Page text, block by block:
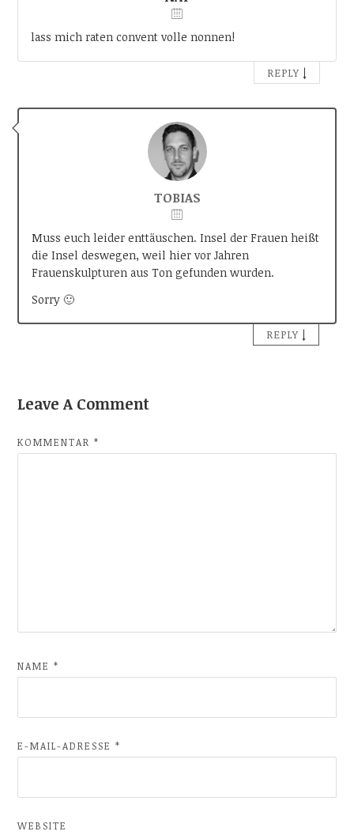
lass mich raten convent volle nonnen!
REPLY ↓
TOBIAS
Muss euch leider enttäuschen. Insel der Frauen heißt
die Insel deswegen, weil hier vor Jahren
Frauenskulpturen aus Ton gefunden wurden.
Sorry 🙂
REPLY ↓
Leave A Comment
KOMMENTAR*
NAME*
E-MAIL-ADRESSE*
WEBSITE